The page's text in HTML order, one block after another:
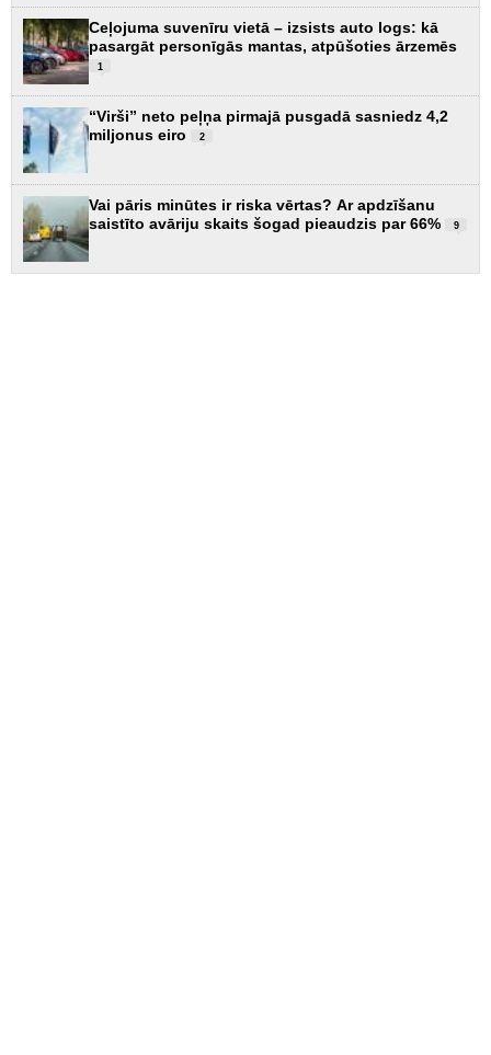
Ceļojuma suvenīru vietā – izsists auto logs: kā
pasargāt personīgās mantas, atpūšoties ārzemēs
1
“Virši” neto peļņa pirmajā pusgadā sasniedz 4,2
miljonus eiro
2
Vai pāris minūtes ir riska vērtas? Ar apdzīšanu
saistīto avāriju skaits šogad pieaudzis par 66%
9